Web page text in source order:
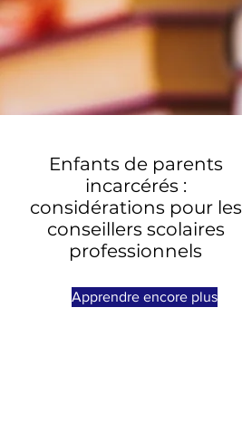
Enfants de parents
incarcérés :
considérations pour les
conseillers scolaires
professionnels
Apprendre encore plus